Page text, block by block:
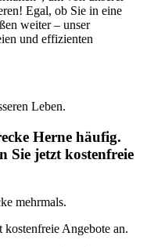
Egal, ob Sie in eine
weiter – unser
und effizienten
Leben.
Herne häufig.
Sie jetzt kostenfreie
mehrmals.
Angebote an.